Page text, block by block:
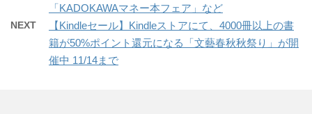
「KADOKAWAマネー本フェア」など
NEXT
【Kindleセール】Kindleストアにて、4000冊以上の書
籍が50%ポイント還元になる「文藝春秋秋祭り」が開
催中 11/14まで